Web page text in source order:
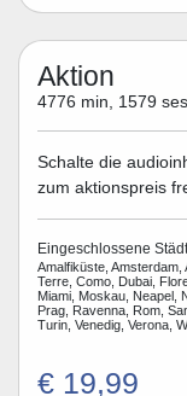
Aktion
4776 min, 1579
Schalte die
zum aktionspreis
Eingeschlossene
Amalfiküste, Amsterdam,
Terre, Como, Dubai,
Miami, Moskau, Neapel,
Prag, Ravenna, Rom,
Turin, Venedig, Verona,
€ 19,99